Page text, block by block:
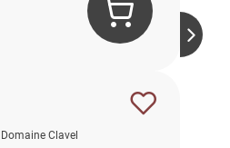
Domaine Clavel